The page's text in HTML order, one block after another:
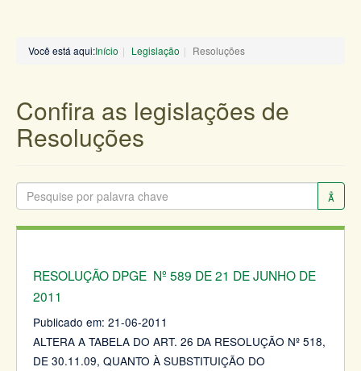
Você está aqui:Início Legislação Resoluções
Confira as legislações de
Resoluções
RESOLUÇÃO DPGE Nº 589 DE 21 DE JUNHO DE
2011
Publicado em: 21-06-2011
ALTERA A TABELA DO ART. 26 DA RESOLUÇÃO Nº 518,
DE 30.11.09, QUANTO À SUBSTITUIÇÃO DO